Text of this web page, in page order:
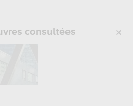
consultées